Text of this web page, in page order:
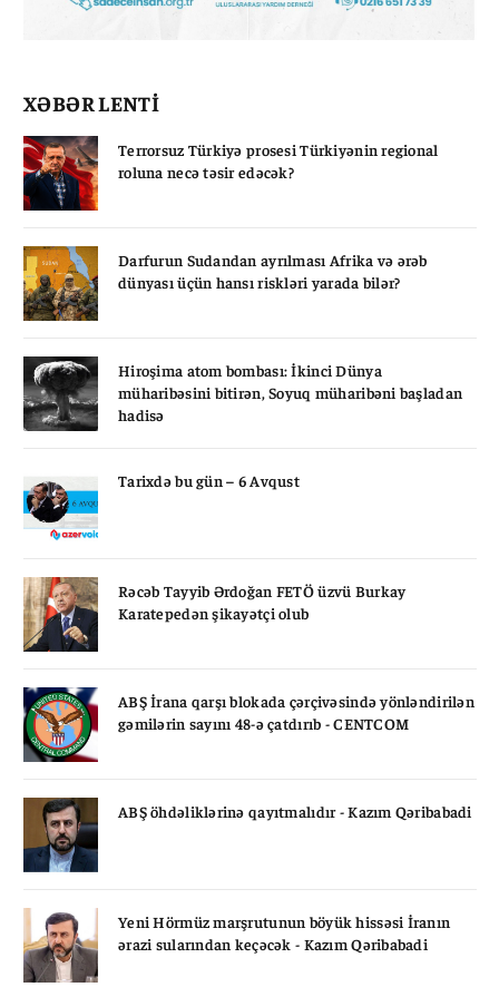
XƏBƏR LENTİ
Terrorsuz Türkiyə prosesi Türkiyənin regional
roluna necə təsir edəcək?
Darfurun Sudandan ayrılması Afrika və ərəb
dünyası üçün hansı riskləri yarada bilər?
Hiroşima atom bombası: İkinci Dünya
müharibəsini bitirən, Soyuq müharibəni başladan
hadisə
Tarixdə bu gün – 6 Avqust
Rəcəb Tayyib Ərdoğan FETÖ üzvü Burkay
Karatepedən şikayətçi olub
ABŞ İrana qarşı blokada çərçivəsində yönləndirilən
gəmilərin sayını 48-ə çatdırıb - CENTCOM
ABŞ öhdəliklərinə qayıtmalıdır - Kazım Qəribabadi
Yeni Hörmüz marşrutunun böyük hissəsi İranın
ərazi sularından keçəcək - Kazım Qəribabadi